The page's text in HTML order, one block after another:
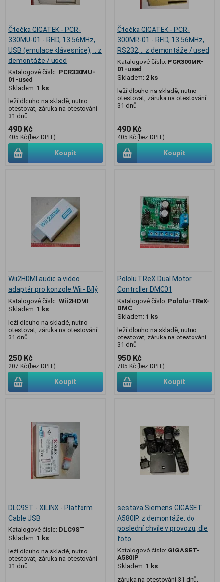
Čtečka GIGATEK - PCR-
330MU-01 - RFID, 13.56MHz,
USB (emulace klávesnice), .. z
demontáže / used
Katalogové číslo: PCR330MU-
01-used
Skladem: 1 ks
leží dlouho na skladě, nutno
otestovat, záruka na otestování
31 dnů
490 Kč
405 Kč (bez DPH:)
Koupit
Čtečka GIGATEK - PCR-
300MR-01 - RFID, 13.56MHz,
RS232, .. z demontáže / used
Katalogové číslo: PCR300MR-
01-used
Skladem: 2 ks
leží dlouho na skladě, nutno
otestovat, záruka na otestování
31 dnů
490 Kč
405 Kč (bez DPH:)
Koupit
Wii2HDMI audio a video
adaptér pro konzole Wii - Bílý
Katalogové číslo: Wii2HDMI
Skladem: 1 ks
leží dlouho na skladě, nutno
otestovat, záruka na otestování
31 dnů
250 Kč
207 Kč (bez DPH:)
Koupit
Pololu TReX Dual Motor
Controller DMC01
Katalogové číslo: Pololu-TReX-
DMC
Skladem: 1 ks
leží dlouho na skladě, nutno
otestovat, záruka na otestování
31 dnů
950 Kč
785 Kč (bez DPH:)
Koupit
DLC9ST - XILINX - Platform
Cable USB
Katalogové číslo: DLC9ST
Skladem: 1 ks
leží dlouho na skladě, nutno
otestovat, záruka na otestování
31 dnů
sestava Siemens GIGASET
A580IP, z demontáže, do
poslední chvíle v provozu, dle
foto
Katalogové číslo: GIGASET-
A580IP
Skladem: 1 ks
záruka na otestování 31 dnů,